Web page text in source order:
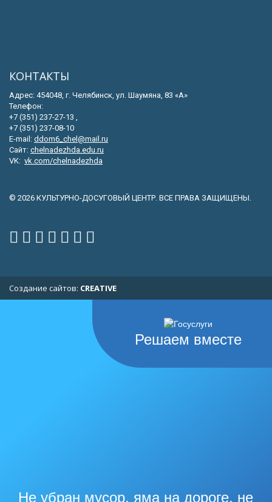
КОНТАКТЫ
Адрес: 454048, г. Челябинск, ул. Шаумяна, 83 «А»
Телефон:
+7 (351) 237-27-13 ,
+7 (351) 237-08-10
E-mail: ddom6_chel@mail.ru
Сайт: chelnadezhda.edu.ru
VK: vk.com/chelnadezhda
© 2026 КУЛЬТУРНО-ДОСУГОВЫЙ ЦЕНТР. ВСЕ ПРАВА ЗАЩИЩЕНЫ.
Cоздание сайтов: CREATIVE
Решаем вместе
Не убран мусор, яма на дороге, не